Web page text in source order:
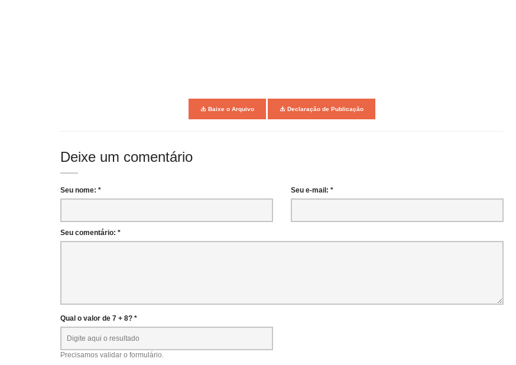
Baixe o Arquivo Declaração de Publicação
Deixe um comentário
Seu nome: * Seu e-mail: *
Seu comentário: *
Qual o valor de 7 + 8? *
Precisamos validar o formulário.